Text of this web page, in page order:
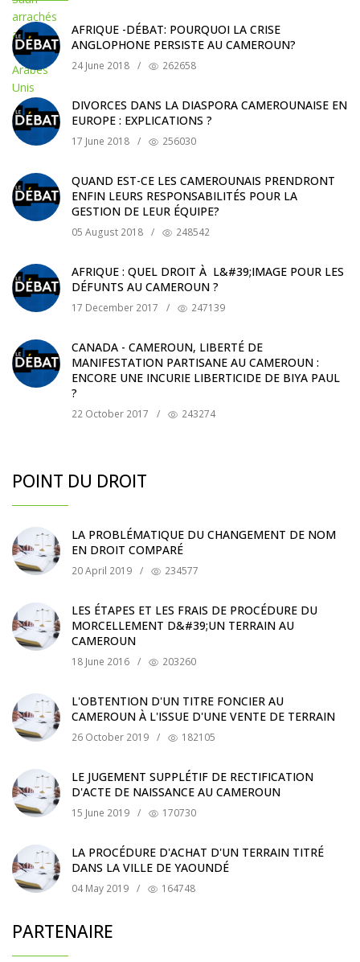
AFRIQUE -DÉBAT: POURQUOI LA CRISE
ANGLOPHONE PERSISTE AU CAMEROUN?
24 June 2018 / 262658
DIVORCES DANS LA DIASPORA CAMEROUNAISE EN
EUROPE : EXPLICATIONS ?
17 June 2018 / 256030
QUAND EST-CE LES CAMEROUNAIS PRENDRONT
ENFIN LEURS RESPONSABILITÉS POUR LA
GESTION DE LEUR ÉQUIPE?
05 August 2018 / 248542
AFRIQUE : QUEL DROIT À L&#39;IMAGE POUR LES
DÉFUNTS AU CAMEROUN ?
17 December 2017 / 247139
CANADA - CAMEROUN, LIBERTÉ DE
MANIFESTATION PARTISANE AU CAMEROUN :
ENCORE UNE INCURIE LIBERTICIDE DE BIYA PAUL
?
22 October 2017 / 243274
POINT DU DROIT
LA PROBLÉMATIQUE DU CHANGEMENT DE NOM
EN DROIT COMPARÉ
20 April 2019 / 234577
LES ÉTAPES ET LES FRAIS DE PROCÉDURE DU
MORCELLEMENT D&#39;UN TERRAIN AU
CAMEROUN
18 June 2016 / 203260
L'OBTENTION D'UN TITRE FONCIER AU
CAMEROUN À L'ISSUE D'UNE VENTE DE TERRAIN
26 October 2019 / 182105
LE JUGEMENT SUPPLÉTIF DE RECTIFICATION
D'ACTE DE NAISSANCE AU CAMEROUN
15 June 2019 / 170730
LA PROCÉDURE D'ACHAT D'UN TERRAIN TITRÉ
DANS LA VILLE DE YAOUNDÉ
04 May 2019 / 164748
PARTENAIRE